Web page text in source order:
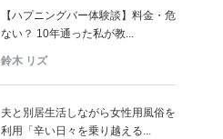
【ハプニングバー体験談】料金・危
ない？ 10年通った私が教...
鈴木 リズ
夫と別居生活しながら女性用風俗を
利用「辛い日々を乗り越える...